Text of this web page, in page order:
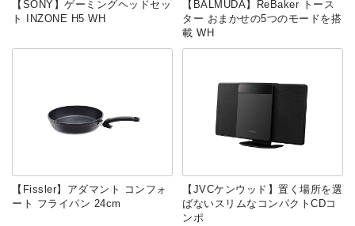
【SONY】ゲーミングヘッドセッ
ト INZONE H5 WH
【BALMUDA】ReBaker トース
ター おまかせの5つのモードを搭
載 WH
【Fissler】アダマント コンフォ
ート フライパン 24cm
【JVCケンウッド】置く場所を選
ばないスリムなコンパクトCDコ
ンポ